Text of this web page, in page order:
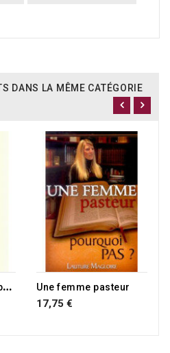
DANS LA MÊME CATÉGORIE
A
la découverte du protestantisme Une femme pasteur
17,75 €